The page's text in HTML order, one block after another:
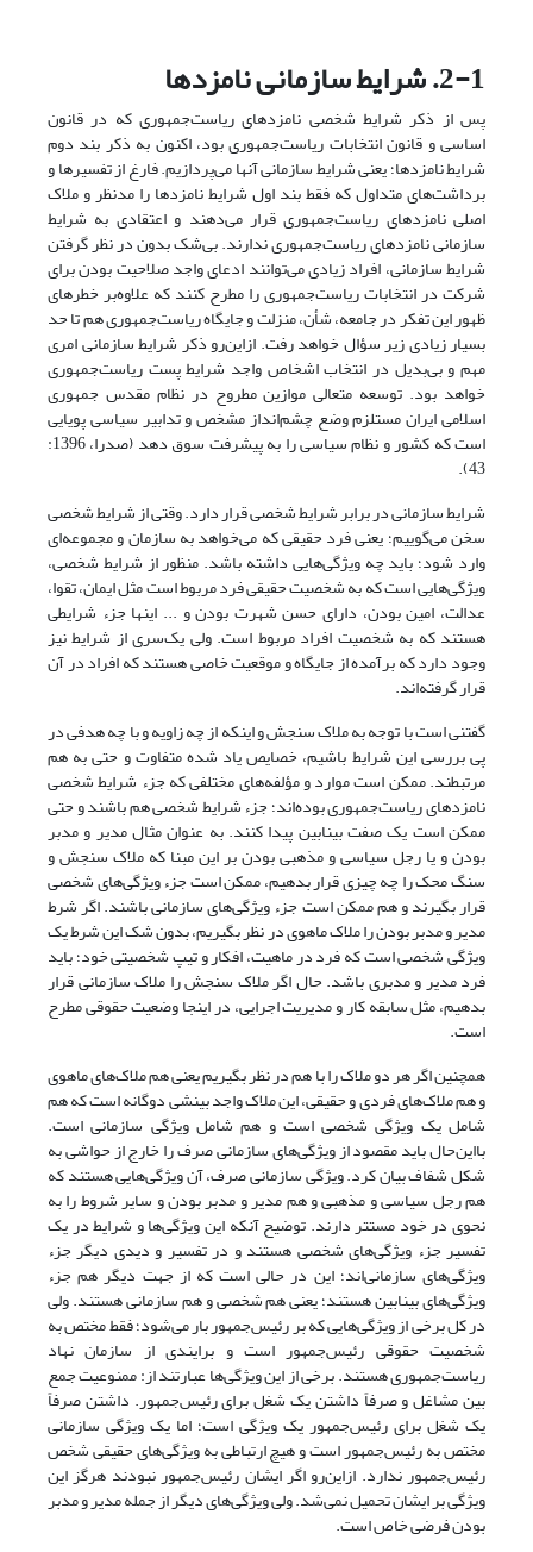
2-1. شرایط سازمانی نامزدها
پس از ذکر شرایط شخصی نامزدهای ریاست‌جمهوری که در قانون
اساسی و قانون انتخابات ریاست‌جمهوری بود، اکنون به ذکر بند دوم
شرایط نامزدها؛ یعنی شرایط سازمانی آنها می‌پردازیم. فارغ از تفسیرها و
برداشت‌های متداول که فقط بند اول شرایط نامزدها را مدنظر و ملاک
اصلی نامزدهای ریاست‌جمهوری قرار می‌دهند و اعتقادی به شرایط
سازمانی نامزدهای ریاست‌جمهوری ندارند. بی‌شک بدون در نظر گرفتن
شرایط سازمانی، افراد زیادی می‌توانند ادعای واجد صلاحیت بودن برای
شرکت در انتخابات ریاست‌جمهوری را مطرح کنند که علاوه‌بر خطرهای
ظهور این تفکر در جامعه، شأن، منزلت و جایگاه ریاست‌جمهوری هم تا حد
بسیار زیادی زیر سؤال خواهد رفت. از‌این‌رو ذکر شرایط سازمانی امری
مهم و بی‌بدیل در انتخاب اشخاص واجد شرایط پست ریاست‌جمهوری
خواهد بود. توسعه متعالی موازین مطروح در نظام مقدس جمهوری
اسلامی ایران مستلزم وضع چشم‌انداز مشخص و تدابیر سیاسی پویایی
است که کشور و نظام سیاسی را به پیشرفت سوق دهد (صدرا، 1396:
43).
شرایط سازمانی در برابر شرایط شخصی قرار دارد. وقتی از شرایط شخصی
سخن می‌گوییم؛ یعنی فرد حقیقی که می‌خواهد به سازمان و مجموعه‌ای
وارد شود؛ باید چه ویژگی‌هایی داشته باشد. منظور از شرایط شخصی،
ویژگی‌هایی است که به شخصیت حقیقی فرد مربوط است مثل ایمان، تقوا،
عدالت، امین بودن، دارای حسن شهرت بودن و ... اینها جزء شرایطی
هستند که به شخصیت افراد مربوط است. ولی یک‌سری از شرایط نیز
وجود دارد که برآمده از جایگاه و موقعیت خاصی هستند که افراد در آن
قرار گرفته‌اند.
گفتنی است با توجه به ملاک سنجش و اینکه از چه زاویه و با چه هدفی در
پی بررسی این شرایط باشیم، خصایص یاد شده متفاوت و حتی به هم
مرتبطند. ممکن است موارد و مؤلفه‌های مختلفی که جزء شرایط شخصی
نامزدهای ریاست‌جمهوری بوده‌اند؛ جزء شرایط شخصی هم باشند و حتی
ممکن است یک صفت بینابین پیدا کنند. به عنوان مثال مدیر و مدبر
بودن و یا رجل سیاسی و مذهبی بودن بر این مبنا که ملاک سنجش و
سنگ محک را چه چیزی قرار بدهیم، ممکن است جزء ویژگی‌های شخصی
قرار بگیرند و هم ممکن است جزء ویژگی‌های سازمانی باشند. اگر شرط
مدیر و مدبر بودن را ملاک ماهوی در نظر بگیریم، بدون شک این شرط یک
ویژگی شخصی است که فرد در ماهیت، افکار و تیپ شخصیتی خود؛ باید
فرد مدیر و مدبری باشد. حال اگر ملاک سنجش را ملاک سازمانی قرار
بدهیم، مثل سابقه کار و مدیریت اجرایی، در اینجا وضعیت حقوقی مطرح
است.
همچنین اگر هر دو ملاک را با هم در نظر بگیریم یعنی هم ملاک‌های ماهوی
و هم ملاک‌های فردی و حقیقی، این ملاک واجد بینشی دوگانه است که هم
شامل یک ویژگی شخصی است و هم شامل ویژگی سازمانی است.
با‌این‌حال باید مقصود از ویژگی‌های سازمانی صرف را خارج از حواشی به
شکل شفاف بیان کرد. ویژگی سازمانی صرف، آن ویژگی‌هایی هستند که
هم رجل سیاسی و مذهبی و هم مدیر و مدبر بودن و سایر شروط را به
نحوی در خود مستتر دارند. توضیح آنکه این ویژگی‌ها و شرایط در یک
تفسیر جزء ویژگی‌های شخصی هستند و در تفسیر و دیدی دیگر جزء
ویژگی‌های سازمانی‌اند؛ این در حالی است که از جهت دیگر هم جزء
ویژگی‌های بینابین هستند؛ یعنی هم شخصی و هم سازمانی هستند. ولی
در کل برخی از ویژگی‌هایی که بر رئیس‌جمهور بار می‌شود؛ فقط مختص به
شخصیت حقوقی رئیس‌جمهور است و برایندی از سازمان نهاد
ریاست‌جمهوری هستند. برخی از این ویژگی‌ها عبارتند از: ممنوعیت جمع
بین مشاغل و صرفاً داشتن یک شغل برای رئیس‌جمهور. داشتن صرفاً
یک شغل برای رئیس‌جمهور یک ویژگی است؛ اما یک ویژگی سازمانی
مختص به رئیس‌جمهور است و هیچ ارتباطی به ویژگی‌های حقیقی شخص
رئیس‌جمهور ندارد. از‌این‌رو اگر ایشان رئیس‌جمهور نبودند هرگز این
ویژگی بر ایشان تحمیل نمی‌شد. ولی ویژگی‌های دیگر از جمله مدیر و مدبر
بودن فرضی خاص است.